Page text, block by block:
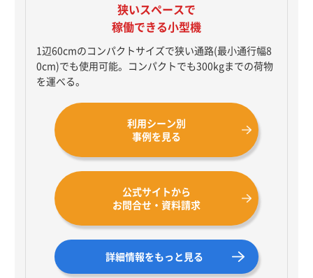
狭いスペースで
稼働できる小型機
1辺60cmのコンパクトサイズで狭い通路(最小通行幅8
0cm)でも使用可能。コンパクトでも300kgまでの荷物
を運べる。
利用シーン別
事例を見る
公式サイトから
お問合せ・資料請求
詳細情報をもっと見る